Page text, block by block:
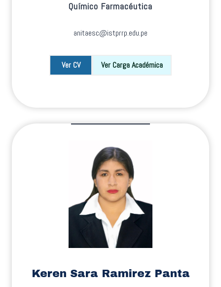
Químico Farmacéutica
anitaesc@istprrp.edu.pe
Ver CV Ver Carga Académica
Keren Sara Ramirez Panta